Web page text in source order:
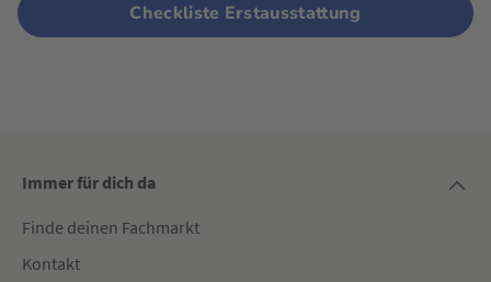
Checkliste Erstausstattung
Immer für dich da
Finde deinen Fachmarkt
Kontakt